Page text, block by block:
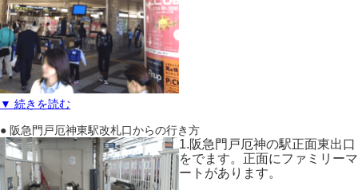
▼ 続きを読む
● 阪急門戸厄神東駅改札口からの行き方
1.阪急門戸厄神の駅正面東出口
をでます。正面にファミリーマ
ートがあります。